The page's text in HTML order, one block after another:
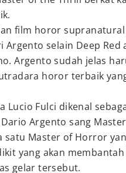
film horor supranatural
Argento selain Deep Red
Argento sudah jelas
horor terbaik
Lucio Fulci dikenal
Argento sang
satu Master of Horror
yang akan membantah
gelar tersebut.